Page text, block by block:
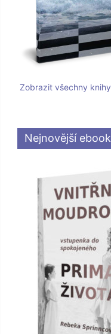
Zobrazit všechny knihy
Nejnovější ebook